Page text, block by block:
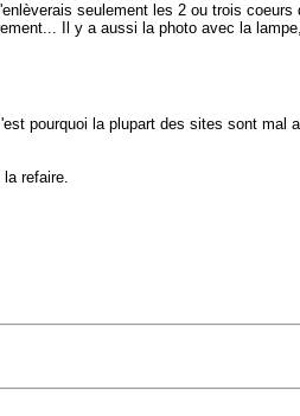
seulement les 2 ou trois
Il y a aussi la photo avec la
pourquoi la plupart des sites sont
refaire.